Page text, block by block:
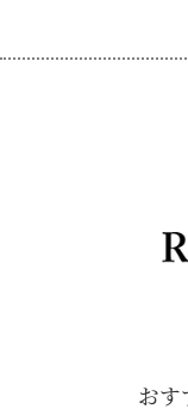
おす